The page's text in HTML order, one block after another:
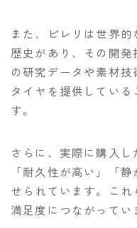
また、ピレリは世界
歴史があり、その開
の研究データや素材
タイヤを提供してい
す。
さらに、実際に購入し
「耐久性が高い」「
せられています。こ
満足度につながってい